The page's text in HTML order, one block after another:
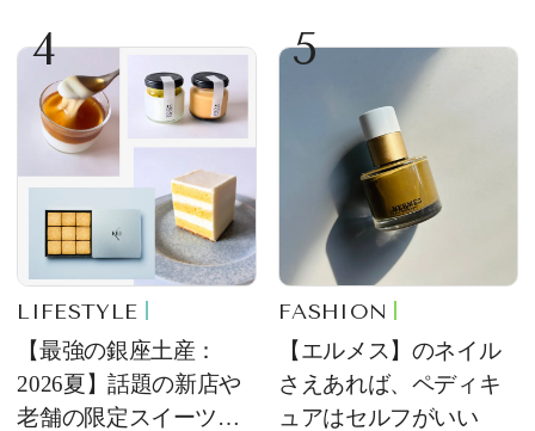
4
LIFESTYLE
【最強の銀座土産：
2026夏】話題の新店や
老舗の限定スイーツを
5
FASHION
【エルメス】のネイル
さえあれば、ペディキ
ュアはセルフがいい